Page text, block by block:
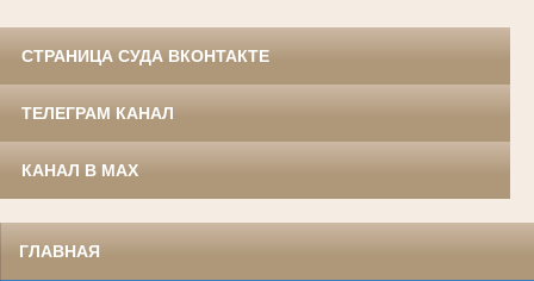
СТРАНИЦА СУДА ВКОНТАКТЕ
ТЕЛЕГРАМ КАНАЛ
КАНАЛ В MAX
ГЛАВНАЯ